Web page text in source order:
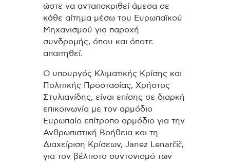
ώστε να ανταποκριθεί άμεσα σε
κάθε αίτημα μέσω του Ευρωπαϊκού
Μηχανισμού για παροχή
συνδρομής, όπου και όποτε
απαιτηθεί.
Ο υπουργός Κλιματικής Κρίσης και
Πολιτικής Προστασίας, Χρήστος
Στυλιανίδης, είναι επίσης σε διαρκή
επικοινωνία με τον αρμόδιο
Ευρωπαίο επίτροπο αρμόδιο για την
Ανθρωπιστική Βοήθεια και τη
Διαχείριση Κρίσεων, Janez Lenarčič,
για τον βέλτιστο συντονισμό των